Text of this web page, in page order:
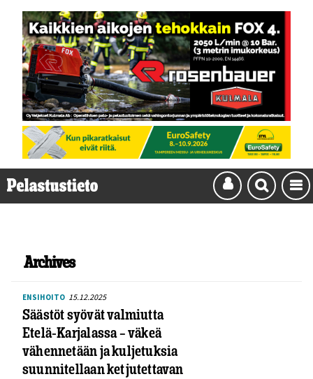
Archives
ENSIHOITO 15.12.2025
Säästöt syövät valmiutta
Etelä-Karjalassa – väkeä
vähennetään ja kuljetuksia
suunnitellaan ketjutettavan